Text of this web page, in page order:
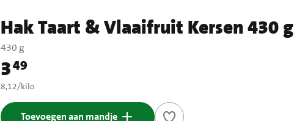
Hak Taart & Vlaaifruit Kersen 430 g
430 g
Prijs: € 3,49
349
€ 8,12 per kilo
8,12/kilo
Toevoegen aan mandje